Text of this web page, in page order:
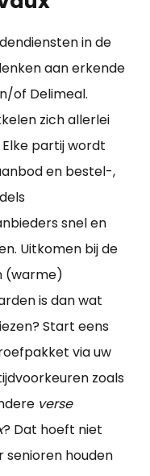
in de
aan erkende
of Delimeal.
zich allerlei
partij wordt
en bestel-,
snel en
Uitkomen bij de
(warme)
is dan wat
Start eens
via uw
zoals
verse
? Dat hoeft niet
senioren houden